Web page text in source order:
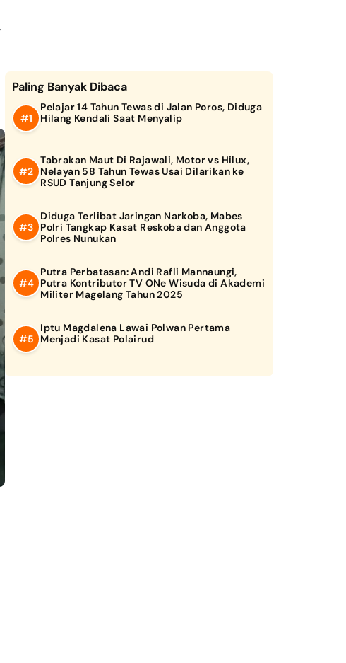
Paling Banyak Dibaca
Pelajar 14 Tahun Tewas di Jalan Poros, Diduga
Hilang Kendali Saat Menyalip
Tabrakan Maut Di Rajawali, Motor vs Hilux,
Nelayan 58 Tahun Tewas Usai Dilarikan ke
RSUD Tanjung Selor
Diduga Terlibat Jaringan Narkoba, Mabes
Polri Tangkap Kasat Reskoba dan Anggota
Polres Nunukan
Putra Perbatasan: Andi Rafli Mannaungi,
Putra Kontributor TV ONe Wisuda di Akademi
Militer Magelang Tahun 2025
Iptu Magdalena Lawai Polwan Pertama
Menjadi Kasat Polairud